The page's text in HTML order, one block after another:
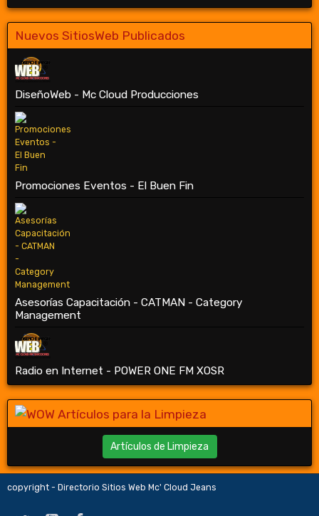
Nuevos SitiosWeb Publicados
DiseñoWeb - Mc Cloud Producciones
Promociones Eventos - El Buen Fin
Asesorías Capacitación - CATMAN - Category
Management
Radio en Internet - POWER ONE FM XOSR
Artículos de Limpieza
copyright - Directorio Sitios Web Mc' Cloud Jeans